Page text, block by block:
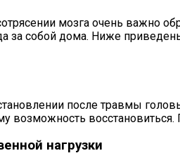
мозга очень важно
за собой дома. Ниже
после травмы
возможность
нагрузки